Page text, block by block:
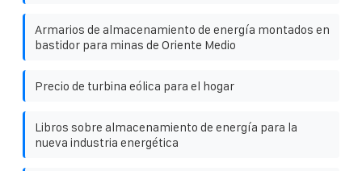
Armarios de almacenamiento de energía montados en
bastidor para minas de Oriente Medio
Precio de turbina eólica para el hogar
Libros sobre almacenamiento de energía para la
nueva industria energética